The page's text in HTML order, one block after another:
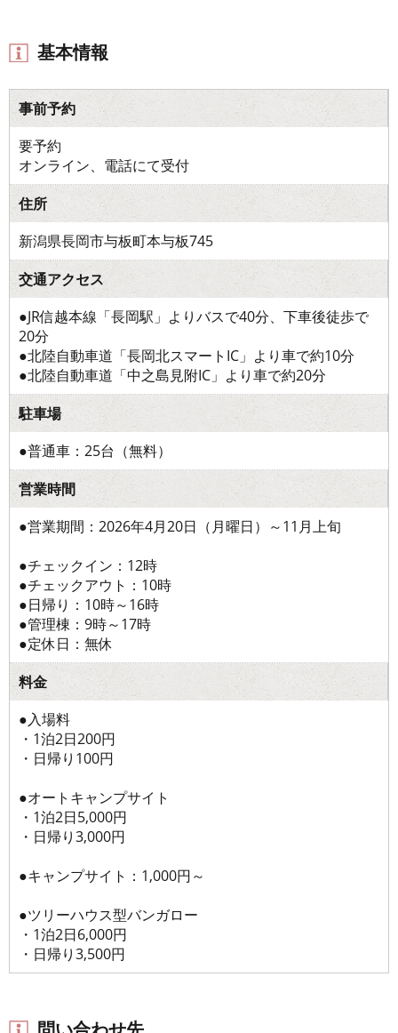
基本情報
事前予約
要予約
オンライン、電話にて受付
住所
新潟県長岡市与板町本与板745
交通アクセス
●JR信越本線「長岡駅」よりバスで40分、下車後徒歩で
20分
●北陸自動車道「長岡北スマートIC」より車で約10分
●北陸自動車道「中之島見附IC」より車で約20分
駐車場
●普通車：25台（無料）
営業時間
●営業期間：2026年4月20日（月曜日）～11月上旬
●チェックイン：12時
●チェックアウト：10時
●日帰り：10時～16時
●管理棟：9時～17時
●定休日：無休
料金
●入場料
・1泊2日200円
・日帰り100円
●オートキャンプサイト
・1泊2日5,000円
・日帰り3,000円
●キャンプサイト：1,000円～
●ツリーハウス型バンガロー
・1泊2日6,000円
・日帰り3,500円